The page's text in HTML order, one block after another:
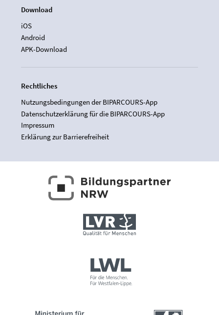
Download
iOS
Android
APK-Download
Rechtliches
Nutzungsbedingungen der BIPARCOURS-App
Datenschutzerklärung für die BIPARCOURS-App
Impressum
Erklärung zur Barrierefreiheit